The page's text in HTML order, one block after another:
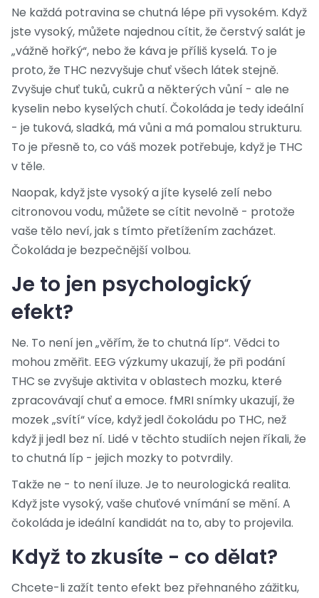
Ne každá potravina se chutná lépe při vysokém. Když
jste vysoký, můžete najednou cítit, že čerstvý salát je
„vážně hořký“, nebo že káva je příliš kyselá. To je
proto, že THC nezvyšuje chuť všech látek stejně.
Zvyšuje chuť tuků, cukrů a některých vůní - ale ne
kyselin nebo kyselých chutí. Čokoláda je tedy ideální
- je tuková, sladká, má vůni a má pomalou strukturu.
To je přesně to, co váš mozek potřebuje, když je THC
v těle.
Naopak, když jste vysoký a jíte kyselé zelí nebo
citronovou vodu, můžete se cítit nevolně - protože
vaše tělo neví, jak s tímto přetížením zacházet.
Čokoláda je bezpečnější volbou.
Je to jen psychologický
efekt?
Ne. To není jen „věřím, že to chutná líp“. Vědci to
mohou změřit. EEG výzkumy ukazují, že při podání
THC se zvyšuje aktivita v oblastech mozku, které
zpracovávají chuť a emoce. fMRI snímky ukazují, že
mozek „svítí“ více, když jedl čokoládu po THC, než
když ji jedl bez ní. Lidé v těchto studiích nejen říkali, že
to chutná líp - jejich mozky to potvrdily.
Takže ne - to není iluze. Je to neurologická realita.
Když jste vysoký, vaše chuťové vnímání se mění. A
čokoláda je ideální kandidát na to, aby to projevila.
Když to zkusíte - co dělat?
Chcete-li zažít tento efekt bez přehnaného zážitku,